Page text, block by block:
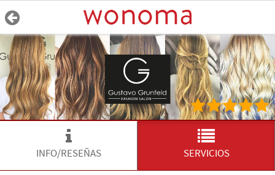
INFO/RESEÑAS SERVICIOS